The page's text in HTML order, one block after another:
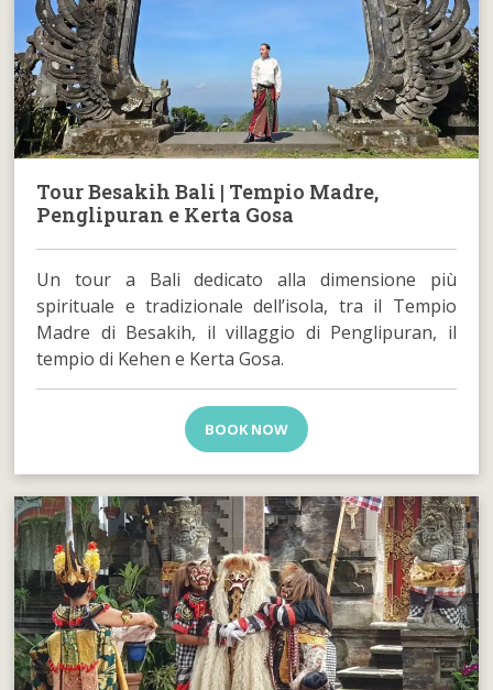
Tour Besakih Bali | Tempio Madre,
Penglipuran e Kerta Gosa
Un tour a Bali dedicato alla dimensione più
spirituale e tradizionale dell’isola, tra il Tempio
Madre di Besakih, il villaggio di Penglipuran, il
tempio di Kehen e Kerta Gosa.
BOOK NOW